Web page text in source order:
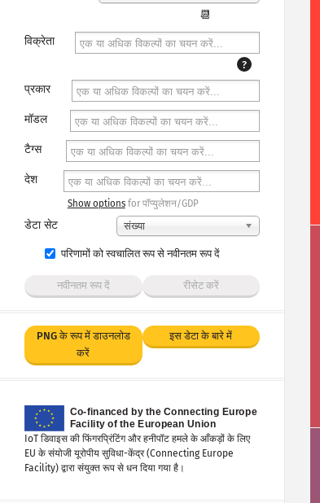
📆
विक्रेता
?
प्रकार
मॉडल
टैग्स
देश
Show optionsfor पॉप्युलेशन/GDP
डेटा सेट संख्या
परिणामों को स्वचालित रूप से नवीनतम रूप दें
नवीनतम रूप दें रीसेट करें
PNG के रूप में डाउनलोड
करें
इस डेटा के बारे में
IoT डिवाइस की फिंगरप्रिंटिंग और हनीपॉट हमले के आँकड़ों के लिए
EU के संयोजी यूरोपीय सुविधा-केंद्र (Connecting Europe
Facility) द्वारा संयुक्त रूप से धन दिया गया है।